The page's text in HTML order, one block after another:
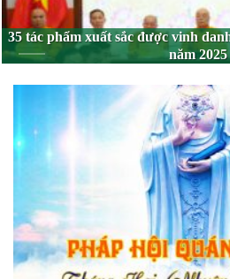
35 tác phẩm xuất sắc được vinh
năm 2025